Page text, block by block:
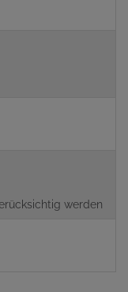
werden